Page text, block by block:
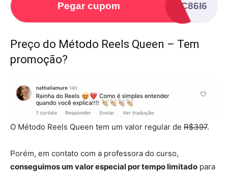
Pegar cupom XH4C86I6
Preço do Método Reels Queen – Tem
promoção?
O Método Reels Queen tem um valor regular de R$397.
Porém, em contato com a professora do curso,
conseguimos um valor especial por tempo limitado para